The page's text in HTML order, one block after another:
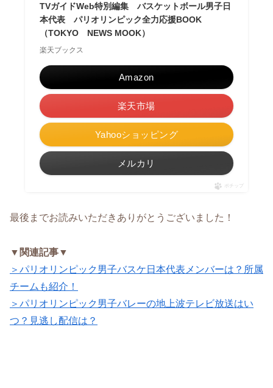
TVガイドWeb特別編集 バスケットボール男子日
本代表 パリオリンピック全力応援BOOK
（TOKYO NEWS MOOK）
楽天ブックス
Amazon
楽天市場
Yahooショッピング
メルカリ
ポチップ
最後までお読みいただきありがとうございました！
▼関連記事▼
＞パリオリンピック男子バスケ日本代表メンバーは？所属
チームも紹介！
＞パリオリンピック男子バレーの地上波テレビ放送はい
つ？見逃し配信は？